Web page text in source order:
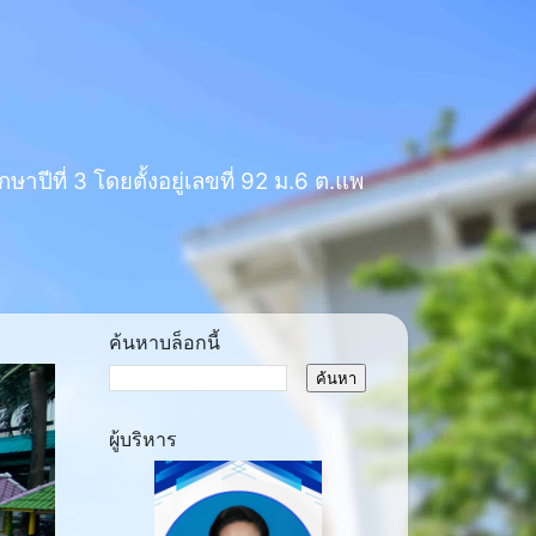
าปีที่ 3 โดยตั้งอยู่เลขที่ 92 ม.6 ต.แพ
ค้นหาบล็อกนี้
ผู้บริหาร